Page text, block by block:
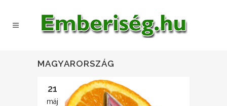
MAGYARORSZÁG
21
máj